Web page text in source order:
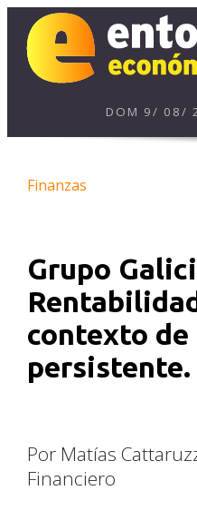
DOM 9/ 08/
Finanzas
Grupo
contexto de
persistente.
Por Matías
Financiero